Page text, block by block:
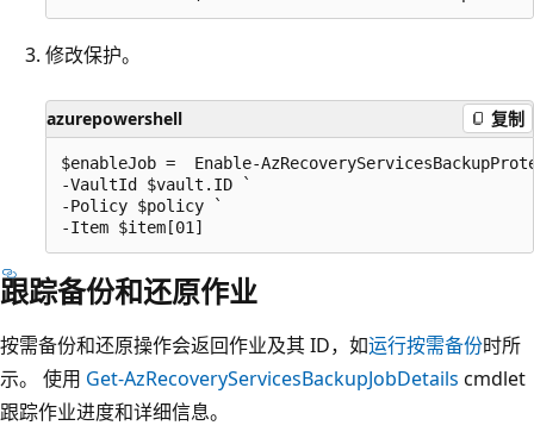
修改保护。
azurepowershell 复制
$enableJob =  Enable-
-VaultId $vault.ID `
-Policy $policy `
跟踪备份和还原作业
按需备份和还原操作会返回作业及其 ID，如运行按需备份时所
示。 使用 Get-AzRecoveryServicesBackupJobDetails cmdlet
跟踪作业进度和详细信息。